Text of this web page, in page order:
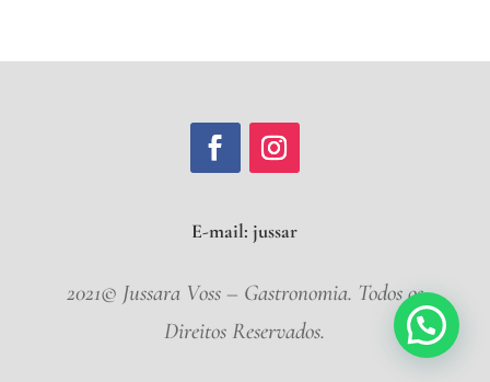
E-mail: jussar
2021© Jussara Voss – Gastronomia. Todos os
Direitos Reservados.